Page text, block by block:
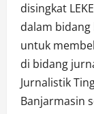
disingkat
dalam
untuk
di bidang
Jurnalistik
Banjarmasin